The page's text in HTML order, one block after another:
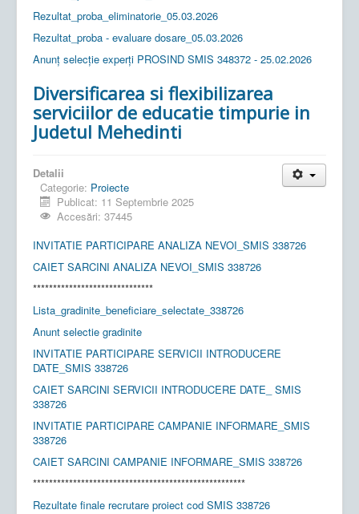
Rezultat_proba_eliminatorie_05.03.2026
Rezultat_proba - evaluare dosare_05.03.2026
Anunț selecție experți PROSIND SMIS 348372 - 25.02.2026
Diversificarea si flexibilizarea
serviciilor de educatie timpurie in
Judetul Mehedinti
Detalii
Categorie: Proiecte
Publicat: 11 Septembrie 2025
Accesări: 37445
INVITATIE PARTICIPARE ANALIZA NEVOI_SMIS 338726
CAIET SARCINI ANALIZA NEVOI_SMIS 338726
******************************
Lista_gradinite_beneficiare_selectate_338726
Anunt selectie gradinite
INVITATIE PARTICIPARE SERVICII INTRODUCERE
DATE_SMIS 338726
CAIET SARCINI SERVICII INTRODUCERE DATE_ SMIS
338726
INVITATIE PARTICIPARE CAMPANIE INFORMARE_SMIS
338726
CAIET SARCINI CAMPANIE INFORMARE_SMIS 338726
*****************************************************
Rezultate finale recrutare proiect cod SMIS 338726